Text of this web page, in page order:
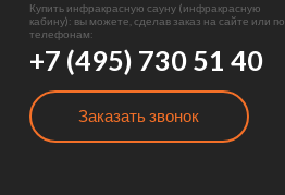
Купить инфракрасную сауну (инфракрасную
кабину): вы можете, сделав заказ на сайте или по
телефонам:
+7 (495) 730 51 40
Заказать звонок